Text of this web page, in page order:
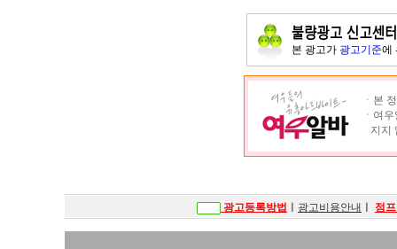
본 광고가 광고기준에
ㆍ본
ㆍ여
지지
광고등록방법 광고비용안내 점